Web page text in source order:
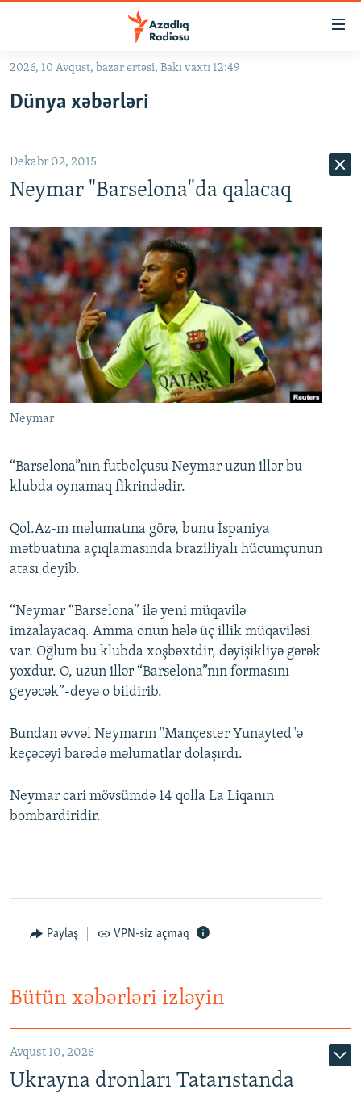
Əsas
qayıt
qayıt
Axtarışa
#İZAHLA
FƏRQƏ BAX
QANUNI DOĞRU
ARAŞDIRMA
MULTIMEDIA
VIDEO
FOTOQALEREYA
İNFOQRAFIKA
KARIKATURA
RADIO ARXIV
OXU ZALI
AZƏRBAYCAN ƏDƏBIYYATI KITABXANASI
İSLAM VƏ DEMOKRATIYA
HAQQIMIZDA
MISSIYAMIZ
PEŞƏ ETIKASI VƏ JURNALISTIKA STANDARTLARIMIZ
AZADLIQRADIOSU MOBIL TELEFONUNUZDA
BIZIMLƏ ƏLAQƏ
XƏBƏR BÜLLETENLƏRIMIZ
BIZI IZLƏ
RFE/RL-in bütün saytları
2026, 10 Avqust, bazar ertəsi, Bakı vaxtı 12:49
Dünya xəbərləri
Dekabr 02, 2015
Neymar "Barselona"da qalacaq
Neymar
“Barselona”nın futbolçusu Neymar uzun illər bu
klubda oynamaq fikrindədir.
Qol.Az-ın məlumatına görə, bunu İspaniya
mətbuatına açıqlamasında braziliyalı hücumçunun
atası deyib.
“Neymar “Barselona” ilə yeni müqavilə
imzalayacaq. Amma onun hələ üç illik müqaviləsi
var. Oğlum bu klubda xoşbəxtdir, dəyişikliyə gərək
yoxdur. O, uzun illər “Barselona”nın formasını
geyəcək”-deyə o bildirib.
Bundan əvvəl Neymarın "Mançester Yunayted"ə
keçəcəyi barədə məlumatlar dolaşırdı.
Neymar cari mövsümdə 14 qolla La Liqanın
bombardiridir.
Paylaş VPN-siz açmaq
Bütün xəbərləri izləyin
Avqust 10, 2026
Ukrayna dronları Tatarıstanda